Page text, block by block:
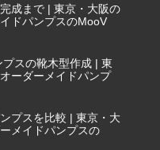
成まで | 東京・大阪の
ドパンプスのMooV
プスの靴木型作成 | 東
ーダーメイドパンプ
プスを比較 | 東京・大
メイドパンプスの